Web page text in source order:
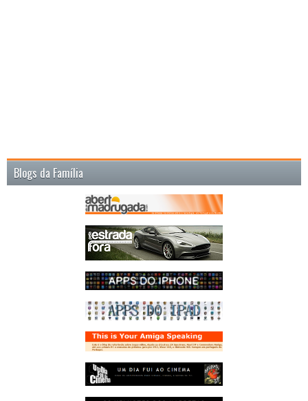
Blogs da Família